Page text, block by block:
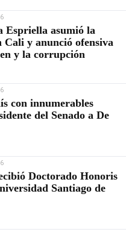
Espriella asumió la
Cali y anunció ofensiva
y la corrupción
con innumerables
del Senado a De
Doctorado Honoris
Santiago de